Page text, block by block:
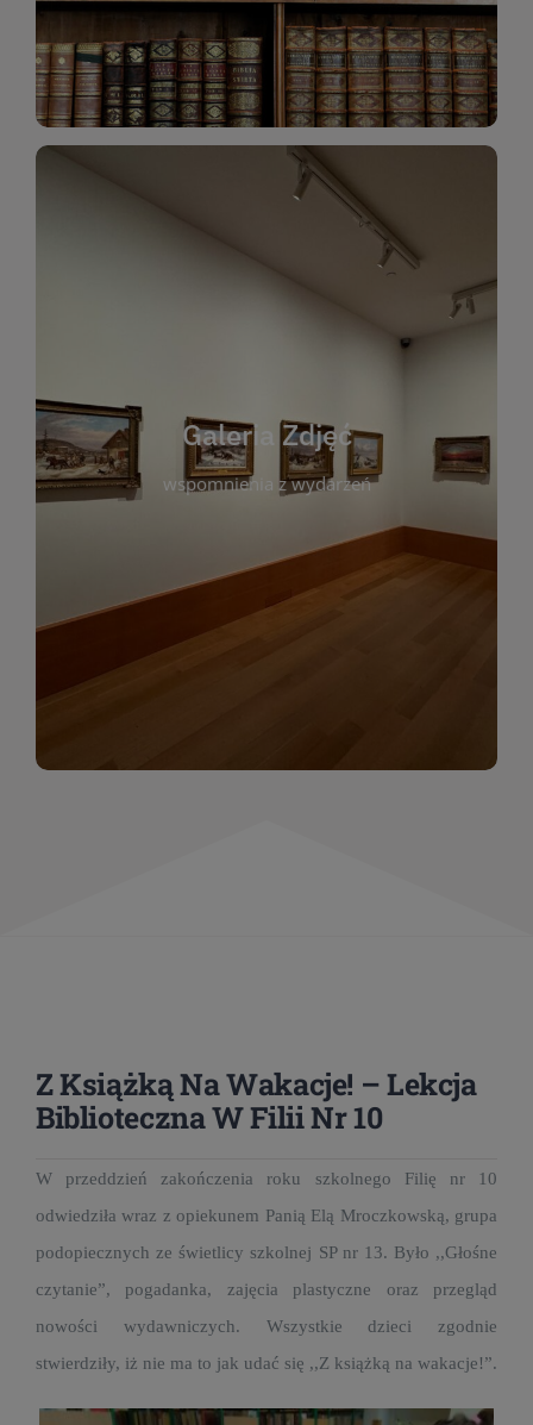
Katalog Zbiorów
Galeria Zdjęć
wspomnienia z wydarzeń
Galeria Zdjęć
wspomnienia z wydarzeń, spotkań i projektów
którym można zobaczyć, jak żyje nasza biblioteka
i jej społeczność. Zdjęcia dokumentują zarówno
uroczyste chwile, jak i codzienne aktywności
czytelników. Regularnie dodajemy nowe galerie,
by każdy mógł powrócić do wyjątkowych
momentów. Zapraszamy do obejrzenia,
wspominania i inspirowania się!
Z Książką Na Wakacje! – Lekcja
Biblioteczna W Filii Nr 10
W przeddzień zakończenia roku szkolnego Filię nr 10
odwiedziła wraz z opiekunem Panią Elą Mroczkowską, grupa
podopiecznych ze świetlicy szkolnej SP nr 13. Było ,,Głośne
czytanie”, pogadanka, zajęcia plastyczne oraz przegląd
nowości wydawniczych. Wszystkie dzieci zgodnie
stwierdziły, iż nie ma to jak udać się ,,Z książką na wakacje!”.